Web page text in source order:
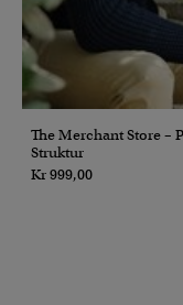
The Merchant Store –
Struktur
Kr 999,00